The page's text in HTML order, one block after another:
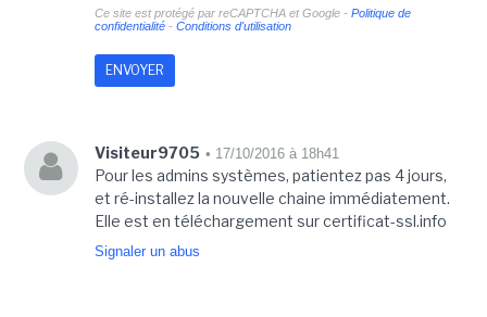
Ce site est protégé par reCAPTCHA et Google - Politique de
confidentialité- Conditions d'utilisation
Visiteur9705 • 17/10/2016 à 18h41
Pour les admins systèmes, patientez pas 4 jours,
et ré-installez la nouvelle chaine immédiatement.
Elle est en téléchargement sur certificat-ssl.info
Signaler un abus